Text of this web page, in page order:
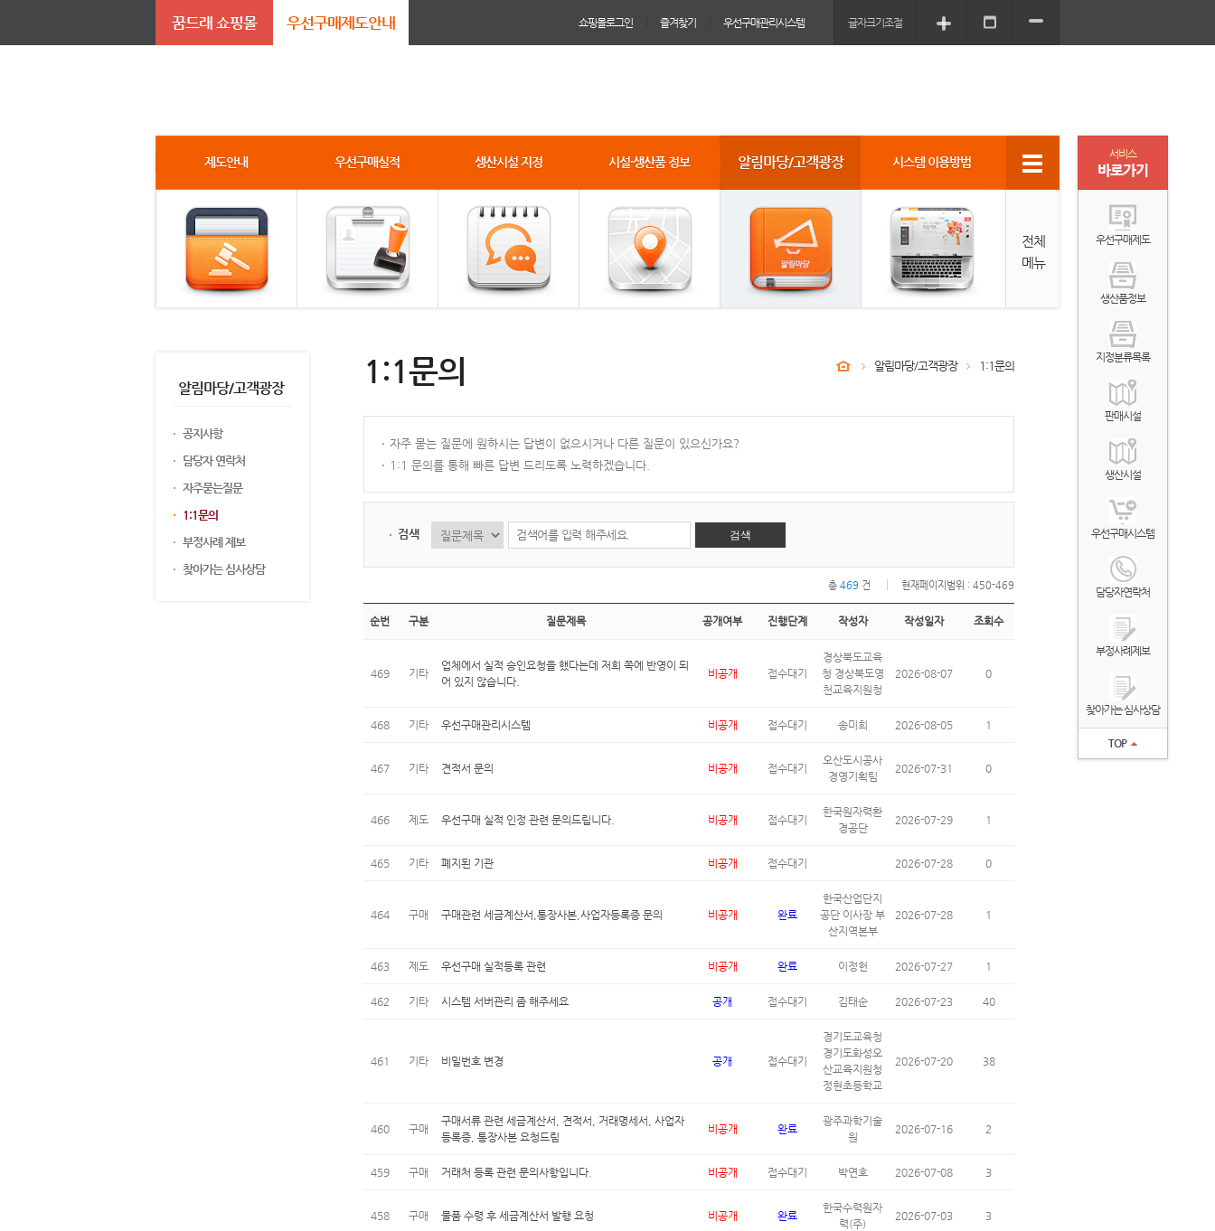
꿈드래 쇼핑몰 우선구매제도안내 쇼핑몰로그인 즐겨찾기 우선구매관리시스템 글자크기조절
제도안내 우선구매실적 생산시설 지정 시설·생산품 정보 알림마당/고객광장 시스템 이용방법
전체
메뉴
알림마당/고객광장
공지사항
담당자 연락처
자주묻는질문
1:1문의
부정사례 제보
찾아가는 심사상담
1:1문의 알림마당/고객광장 1:1문의
자주 묻는 질문에 원하시는 답변이 없으시거나 다른 질문이 있으신가요?
1:1 문의를 통해 빠른 답변 드리도록 노력하겠습니다.
검색 검색
총 469 건 현재페이지범위 : 450-469
순번 구분 질문제목 공개여부 진행단계 작성자 작성일자 조회수
469 기타
업체에서 실적 승인요청을 했다는데 저희 쪽에 반영이 되
어 있지 않습니다.
비공개 접수대기
경상북도교육
청 경상북도영
천교육지원청
2026-08-07 0
468 기타 우선구매관리시스템 비공개 접수대기 송미희 2026-08-05 1
467 기타 견적서 문의 비공개 접수대기
오산도시공사
경영기획팀
2026-07-31 0
466 제도 우선구매 실적 인정 관련 문의드립니다. 비공개 접수대기
한국원자력환
경공단
2026-07-29 1
465 기타 폐지된 기관 비공개 접수대기 2026-07-28 0
464 구매 구매관련 세금계산서,통장사본,사업자등록증 문의 비공개 완료
한국산업단지
공단 이사장 부
산지역본부
2026-07-28 1
463 제도 우선구매 실적등록 관련 비공개 완료 이정헌 2026-07-27 1
462 기타 시스템 서버관리 좀 해주세요 공개 접수대기 김태순 2026-07-23 40
461 기타 비밀번호 변경 공개 접수대기
경기도교육청
경기도화성오
산교육지원청
정현초등학교
2026-07-20 38
460 구매
구매서류 관련 세금계산서, 견적서, 거래명세서, 사업자
등록증, 통장사본 요청드림
비공개 완료
광주과학기술
원
2026-07-16 2
459 구매 거래처 등록 관련 문의사항입니다. 비공개 접수대기 박연호 2026-07-08 3
458 구매 물품 수령 후 세금계산서 발행 요청 비공개 완료
한국수력원자
력(주)
2026-07-03 3
서비스
바로가기
우선구매제도
생산품정보
지정분류목록
판매시설
생산시설
우선구매시스템
담당자연락처
부정사례제보
찾아가는 심사상담
TOP